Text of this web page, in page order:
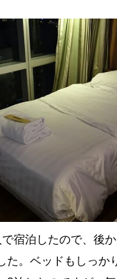
宿泊したので、後
た。ベッドもしっか